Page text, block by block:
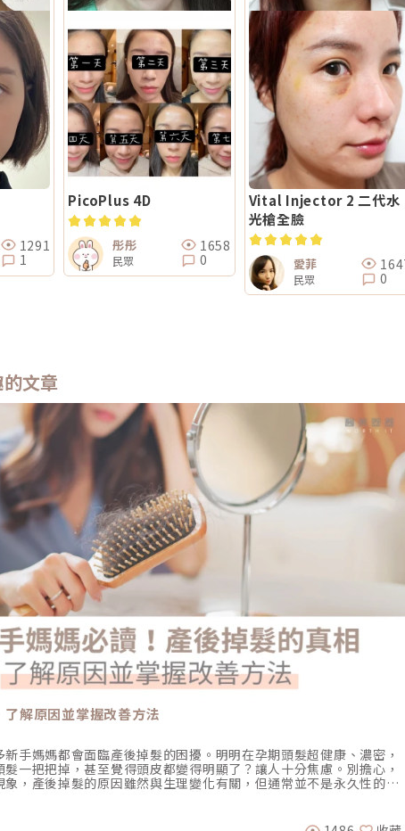
1291
1
PicoPlus 4D
彤彤
民眾
1658
0
Vital Injector 2 二代水
光槍全臉
愛菲
民眾
0
文章
解原因並掌握改善方法
手媽媽都會面臨產後掉髮的困擾。明明在孕期頭髮超健康、濃密，
一把把掉，甚至覺得頭皮都變得明顯了？讓人十分焦慮。別擔心，
，產後掉髮的原因雖然與生理變化有關，但通常並不是永久性的，
產後掉髮怎麼辦？深入了解背後的原因很多新手媽媽在生產後會突
，甚至開始明顯掉落，與懷孕期間的濃密髮量形成強烈對比。這種產